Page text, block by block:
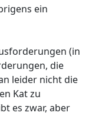
ein
(in
die
leider nicht die
Kat zu
es zwar, aber